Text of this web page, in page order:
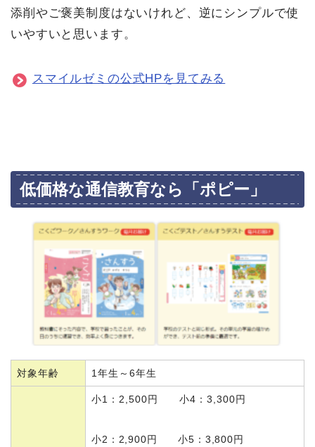
添削やご褒美制度はないけれど、逆にシンプルで使
いやすいと思います。
スマイルゼミの公式HPを見てみる
低価格な通信教育なら「ポピー」
対象年齢 1年生～6年生
小1：2,500円 小4：3,300円
小2：2,900円 小5：3,800円